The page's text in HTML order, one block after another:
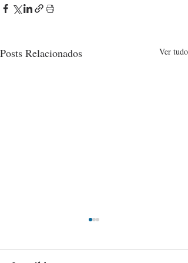
Posts Relacionados Ver tudo